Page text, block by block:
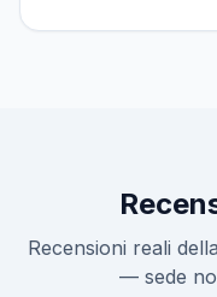
Recensioni reali
— sede